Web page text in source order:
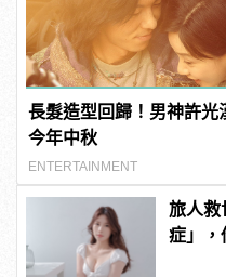
長髮造型回歸！男神許光
今年中秋
ENTERTAINMENT
旅人救
症」，